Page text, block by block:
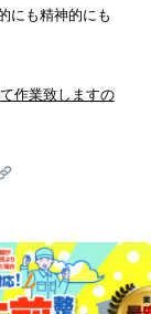
にも精神的にも
作業致しますの